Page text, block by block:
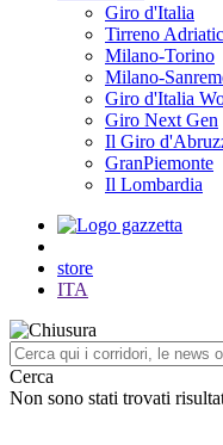
Giro d'Italia
Tirreno
Milano-Torino
Milano-
Giro d'Italia
Giro Next Gen
Il Giro
GranPiemonte
Il Lombardia
store
ITA
Cerca
Non sono stati trovati